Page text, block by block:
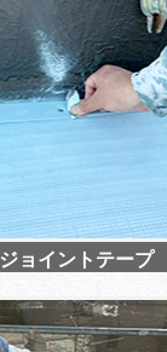
ジョイントテープ